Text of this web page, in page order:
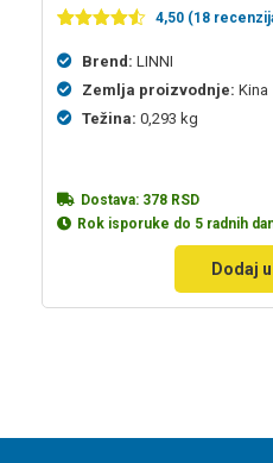
4.50od 5
osnovu
ocena
kupaca
4,50 (18
Brend: LINNI
Zemlja proizvodnje: Kina
Težina: 0,293 kg
Dostava: 378 RSD
Rok isporuke do 5 radnih
Dodaj